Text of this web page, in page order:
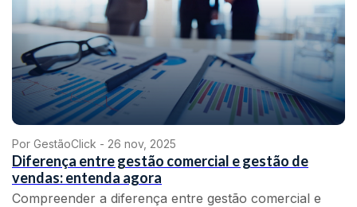
Por GestãoClick - 26 nov, 2025
Diferença entre gestão comercial e gestão de
vendas: entenda agora
Compreender a diferença entre gestão comercial e